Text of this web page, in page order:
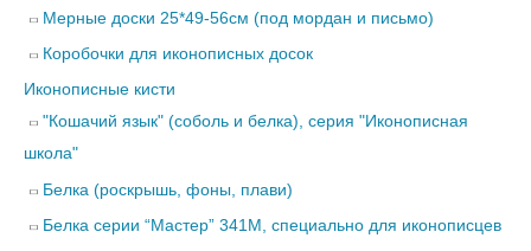
Мерные доски 25*49-56см (под мордан и письмо)
Коробочки для иконописных досок
Иконописные кисти
"Кошачий язык" (соболь и белка), серия "Иконописная
школа"
Белка (роскрышь, фоны, плави)
Белка серии “Мастер” 341М, специально для иконописцев